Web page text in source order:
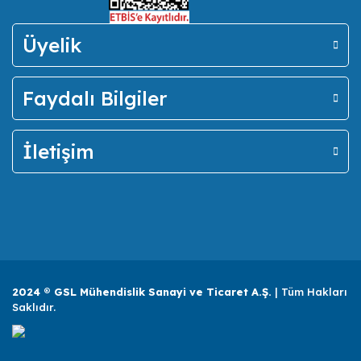
Üyelik
Faydalı Bilgiler
İletişim
2024 ® GSL Mühendislik Sanayi ve Ticaret A.Ş. | Tüm Hakları
Saklıdır.